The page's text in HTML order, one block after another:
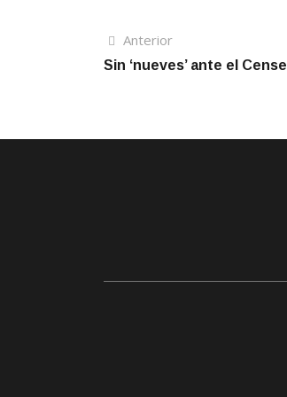
Navegación
de
AnteriorArtículo
anterior
Sin ‘nueves’ ante el Cense